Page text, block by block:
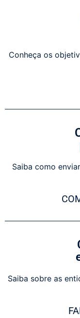
Conheça os
Saiba como
Saiba sobre as